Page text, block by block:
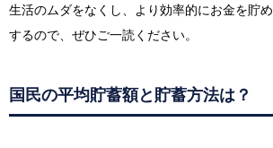
生活のムダをなくし、より効率的にお金を貯
するので、ぜひご一読ください。
国民の平均貯蓄額と貯蓄方法は？